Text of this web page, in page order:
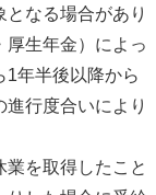
なる場合があり
厚生年金）によっ
1年半後以降から
行度合いにより
を取得したこと